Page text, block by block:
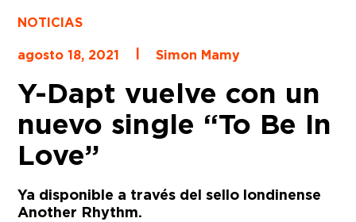
NOTICIAS
agosto 18, 2021
Simon Mamy
Y-Dapt vuelve con un
nuevo single “To Be In
Love”
Ya disponible a través del sello londinense
Another Rhythm.